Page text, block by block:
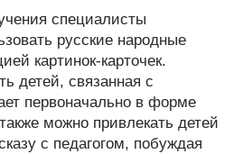
специалисты
русские народные
картинок-карточек.
детей, связанная с
первоначально в форме
можно привлекать детей
с педагогом, побуждая